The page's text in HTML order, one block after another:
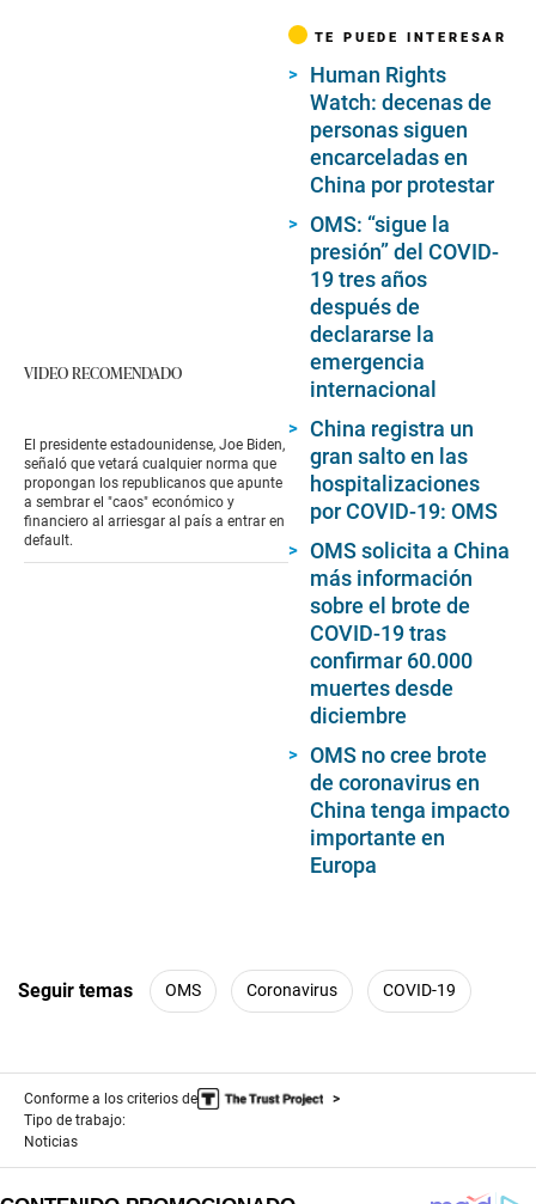
VIDEO RECOMENDADO
El presidente estadounidense, Joe Biden,
señaló que vetará cualquier norma que
propongan los republicanos que apunte
a sembrar el "caos" económico y
financiero al arriesgar al país a entrar en
default.
TE PUEDE INTERESAR
Human Rights
Watch: decenas de
personas siguen
encarceladas en
China por protestar
OMS: “sigue la
presión” del COVID-
19 tres años
después de
declararse la
emergencia
internacional
China registra un
gran salto en las
hospitalizaciones
por COVID-19: OMS
OMS solicita a China
más información
sobre el brote de
COVID-19 tras
confirmar 60.000
muertes desde
diciembre
OMS no cree brote
de coronavirus en
China tenga impacto
importante en
Europa
Seguir temas OMS Coronavirus COVID-19
Conforme a los criterios de
Tipo de trabajo:
Noticias